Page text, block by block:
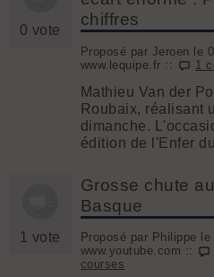
0 vote
chiffres
Proposé par Jeroen le
www.lequipe.fr ::
1
Mathieu Van der
Roubaix, réalisant
dimanche.
édition de l'Enfer
1 vote
Grosse chute
Basque
Proposé par Philippe
www.youtube.com ::
courses